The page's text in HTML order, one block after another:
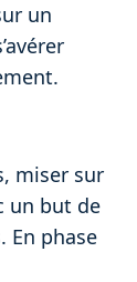
un
miser sur
un but de
En phase